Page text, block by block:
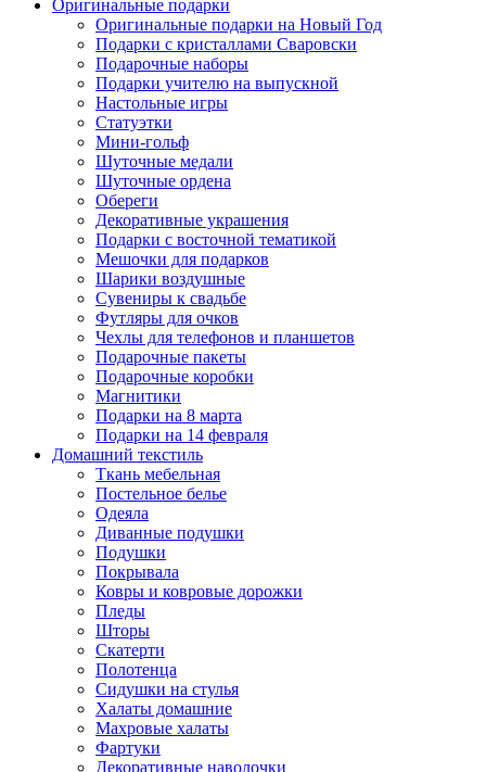
Оригинальные подарки
Оригинальные подарки на Новый Год
Подарки с кристаллами Сваровски
Подарочные наборы
Подарки учителю на выпускной
Настольные игры
Статуэтки
Мини-гольф
Шуточные медали
Шуточные ордена
Обереги
Декоративные украшения
Подарки с восточной тематикой
Мешочки для подарков
Шарики воздушные
Сувениры к свадьбе
Футляры для очков
Чехлы для телефонов и планшетов
Подарочные пакеты
Подарочные коробки
Магнитики
Подарки на 8 марта
Подарки на 14 февраля
Домашний текстиль
Ткань мебельная
Постельное белье
Одеяла
Диванные подушки
Подушки
Покрывала
Ковры и ковровые дорожки
Пледы
Шторы
Скатерти
Полотенца
Сидушки на стулья
Халаты домашние
Махровые халаты
Фартуки
Декоративные наволочки